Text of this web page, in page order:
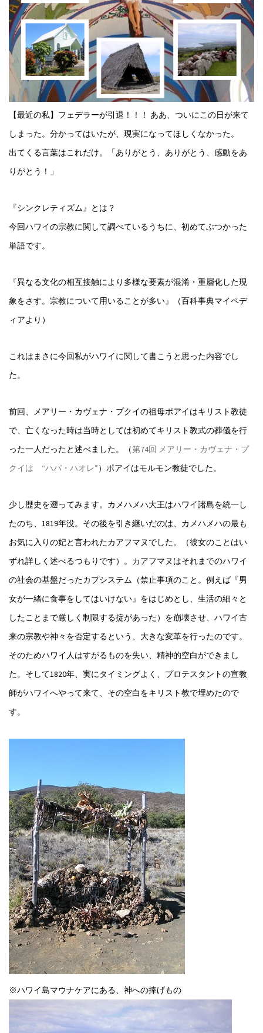
【最近の私】フェデラーが引退！！！ ああ、ついにこの日が来て
しまった。分かってはいたが、現実になってほしくなかった。
出てくる言葉はこれだけ。「ありがとう、ありがとう、感動をあ
りがとう！」
『シンクレティズム』とは？
今回ハワイの宗教に関して調べているうちに、初めてぶつかった
単語です。
『異なる文化の相互接触により多様な要素が混淆・重層化した現
象をさす。宗教について用いることが多い』（百科事典マイペデ
ィアより）
これはまさに今回私がハワイに関して書こうと思った内容でし
た。
前回、メアリー・カヴェナ・プクイの祖母ポアイはキリスト教徒
で、亡くなった時は当時としては初めてキリスト教式の葬儀を行
った一人だったと述べました。（第74回 メアリー・カヴェナ・プ
クイは “ハパ・ハオレ”）ポアイはモルモン教徒でした。
少し歴史を遡ってみます。カメハメハ大王はハワイ諸島を統一し
たのち、1819年没。その後を引き継いだのは、カメハメハの最も
お気に入りの妃と言われたカアフマヌでした。（彼女のことはい
ずれ詳しく述べるつもりです）。カアフマヌはそれまでのハワイ
の社会の基盤だったカプシステム（禁止事項のこと。例えば『男
女が一緒に食事をしてはいけない』をはじめとし、生活の細々と
したことまで厳しく制限する掟があった）を崩壊させ、ハワイ古
来の宗教や神々を否定するという、大きな変革を行ったのです。
そのためハワイ人はすがるものを失い、精神的空白ができまし
た。そして1820年、実にタイミングよく、プロテスタントの宣教
師がハワイへやって来て、その空白をキリスト教で埋めたので
す。
※ハワイ島マウナケアにある、神への捧げもの